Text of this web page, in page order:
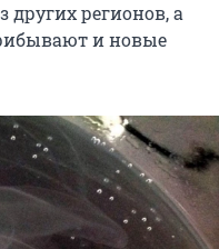
других регионов, а
и новые